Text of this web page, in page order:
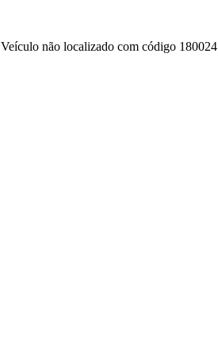
Veículo não localizado com código 180024